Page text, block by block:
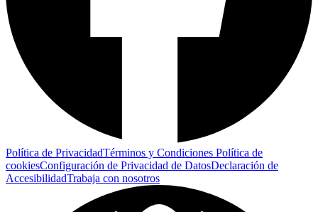
Política de PrivacidadTérminos y Condiciones Política de
cookiesConfiguración de Privacidad de DatosDeclaración de
AccesibilidadTrabaja con nosotros